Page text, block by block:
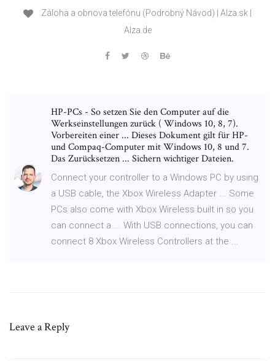
Záloha a obnova telefónu (Podrobný Návod) | Alza.sk |
Alza.de
HP-PCs - So setzen Sie den Computer auf die
Werkseinstellungen zurück ( Windows 10, 8, 7).
Vorbereiten einer ... Dieses Dokument gilt für HP-
und Compaq-Computer mit Windows 10, 8 und 7.
Das Zurücksetzen ... Sichern wichtiger Dateien.
Connect your controller to a Windows PC by using
a USB cable, the Xbox Wireless Adapter ... Some
PCs also come with Xbox Wireless built in so you
can connect a ... With USB connections, you can
connect 8 Xbox Wireless Controllers at the ...
Leave a Reply